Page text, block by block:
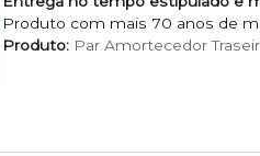
Produto com mais 70 anos de
Produto:Par Amortecedor